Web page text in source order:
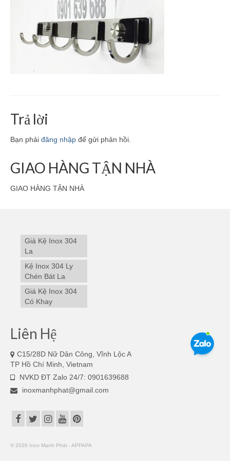
Giá Kệ Inox 304 Bếp Kính
Kệ Góc Inox 304 La
Kệ Inox 304 Bình Nước La
Giá Kệ Inox 304 Có Khay
Giá Kệ Inox 304 Mờ
Trả lời
Bạn phải đăng nhập để gửi phản hồi.
GIAO HÀNG TẬN NHÀ
GIAO HÀNG TẬN NHÀ
Giá Kệ Inox 304
La
Kệ Inox 304 Ly
Chén Bát La
Giá Kệ Inox 304
Có Khay
Liên Hệ
C15/28D Nữ Dân Công, Vĩnh Lộc A
TP Hồ Chí Minh, Vietnam
NVKD ĐT Zalo 24/7: 0901639688
inoxmanhphat@gmail.com
© 2026 Inox Mạnh Phát - APPAPA